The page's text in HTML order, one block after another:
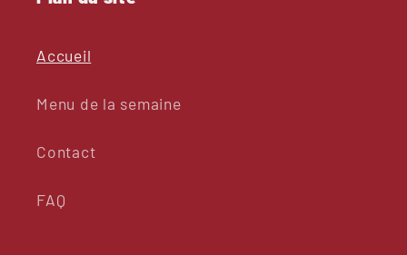
Accueil
Menu de la semaine
Contact
FAQ